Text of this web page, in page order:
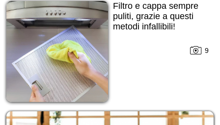
Filtro e cappa sempre
puliti, grazie a questi
metodi infallibili!
9